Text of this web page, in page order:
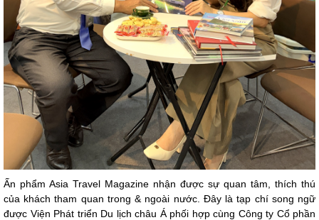
Ấn phẩm Asia Travel Magazine nhận được sự quan tâm, thích thú
của khách tham quan trong & ngoài nước. Đây là tạp chí song ngữ
được Viện Phát triển Du lịch châu Á phối hợp cùng Công ty Cổ phần